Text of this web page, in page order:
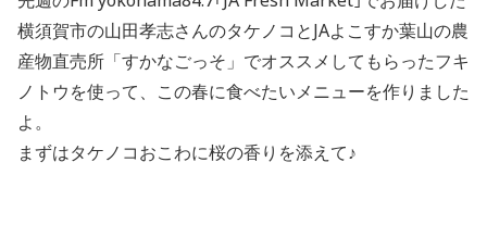
横須賀市の山田孝志さんのタケノコとJAよこすか葉山の農
産物直売所「すかなごっそ」でオススメしてもらったフキ
ノトウを使って、この春に食べたいメニューを作りました
よ。
まずはタケノコおこわに桜の香りを添えて♪